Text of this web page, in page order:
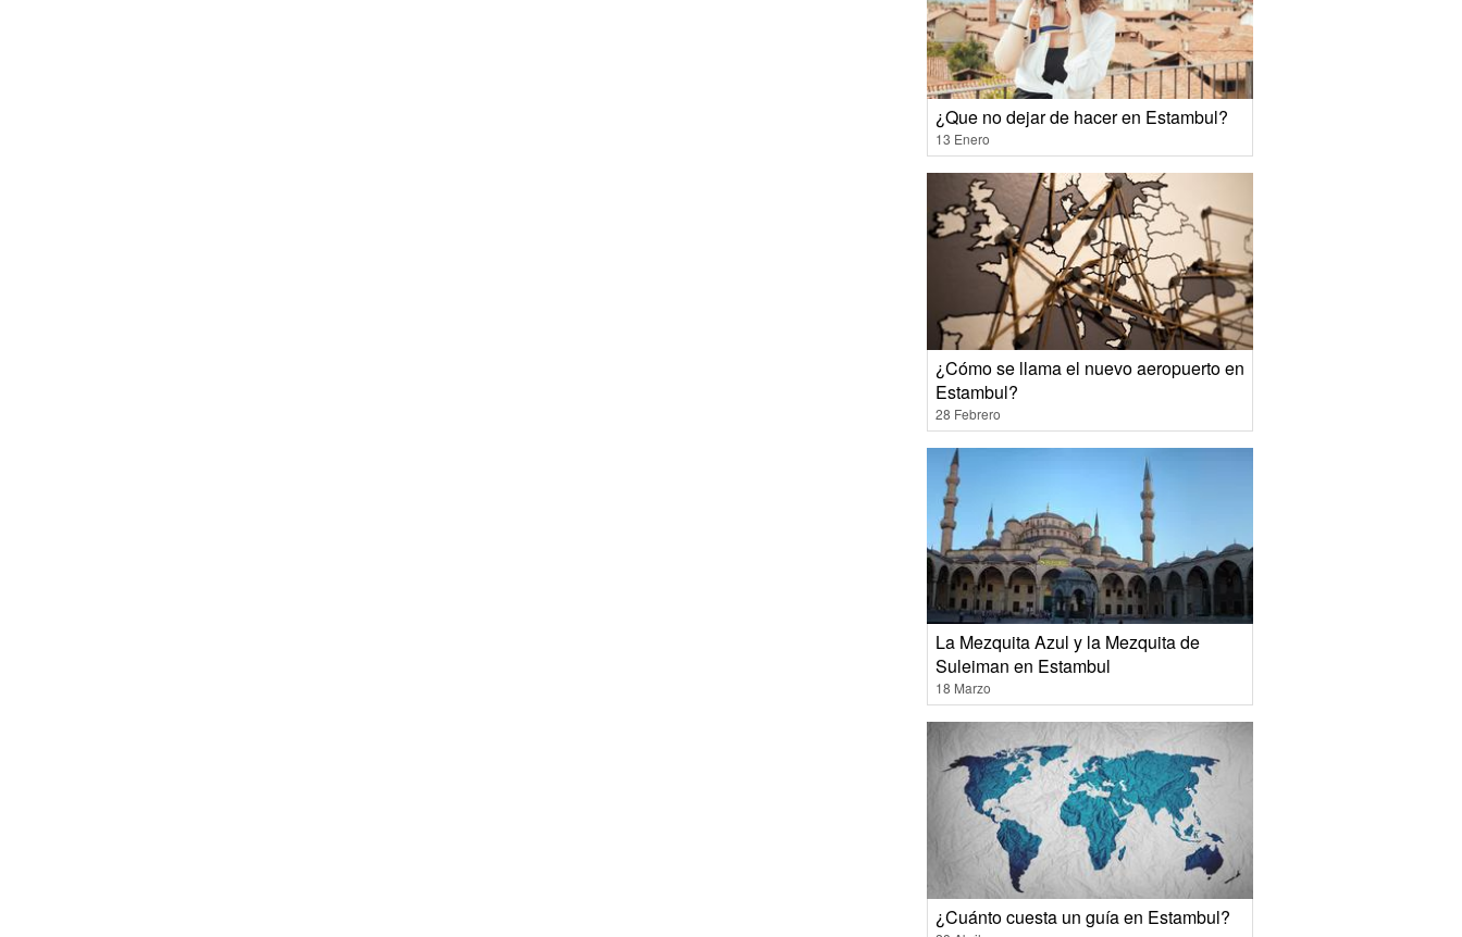
¿Que no dejar de hacer en Estambul?
13 Enero
¿Cómo se llama el nuevo aeropuerto en
Estambul?
28 Febrero
La Mezquita Azul y la Mezquita de
Suleiman en Estambul
18 Marzo
¿Cuánto cuesta un guía en Estambul?